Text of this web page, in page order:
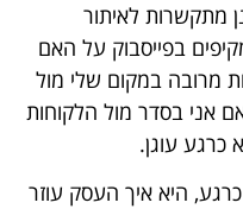
מתקשרות לאיתור
בפייסבוק על האם
מרובה במקום שלי מול
אני בסדר מול הלקוחות
כרגע עוגן.
היא איך העסק עוזר